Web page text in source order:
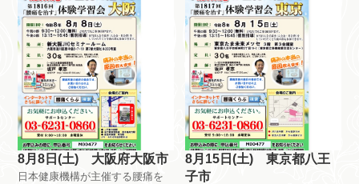
れが参加しても無料です。午後
は会員限定で開催しています。
自分で慢性痛を治すためのメン
テナンス方法を指導していま
す。
れが参加しても無料です。午後
は会員限定で開催しています。
自分で慢性痛を治すためのメン
テナンス方法を指導していま
す。
8月8日(土) 大阪府大阪市
日本健康機構が主催する腰痛を
8月15日(土) 東京都八王
子市